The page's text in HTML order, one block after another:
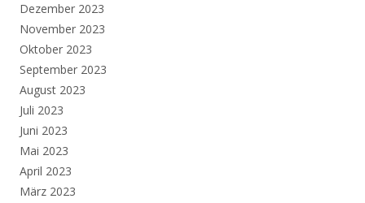
Dezember 2023
November 2023
Oktober 2023
September 2023
August 2023
Juli 2023
Juni 2023
Mai 2023
April 2023
März 2023